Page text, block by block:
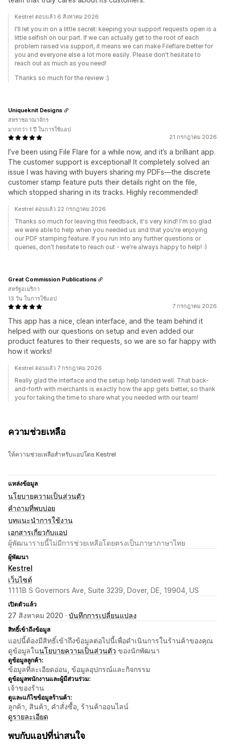
Kestrel ตอบแล้ว 6 สิงหาคม 2026
I'll let you in on a little secret: keeping your support requests open is a
little selfish on our part. If we can actually get to the root of each
problem raised via support, it means we can make Fileflare better for
you and everyone else a lot more easily. Please don't hesitate to
reach out as much as you need!
Thanks so much for the review :)
21 กรกฎาคม 2026
I’ve been using File Flare for a while now, and it’s a brilliant app.
The customer support is exceptional! It completely solved an
issue I was having with buyers sharing my PDFs—the discrete
customer stamp feature puts their details right on the file,
which stopped sharing in its tracks. Highly recommended!
Uniqueknit Designs
สหราชอาณาจักร
มากกว่า 1 ปี ในการใช้แอป
Kestrel ตอบแล้ว 22 กรกฎาคม 2026
Thanks so much for leaving this feedback, it's very kind! I'm so glad
we were able to help when you needed us and that you're enjoying
our PDF stamping feature. If you run into any further questions or
queries, don't hesitate to reach out - we're always happy to help! :)
7 กรกฎาคม 2026
This app has a nice, clean interface, and the team behind it
helped with our questions on setup and even added our
product features to their requests, so we are so far happy with
how it works!
Great Commission Publications
สหรัฐอเมริกา
13 วัน ในการใช้แอป
Kestrel ตอบแล้ว 7 กรกฎาคม 2026
Really glad the interface and the setup help landed well. That back-
and-forth with merchants is exactly how the app gets better, so thank
you for taking the time to share what you needed with our team!
ความช่วยเหลือ
ให้ความช่วยเหลือสำหรับแอปโดย Kestrel
แหล่งข้อมูล
นโยบายความเป็นส่วนตัว
คำถามที่พบบ่อย
บทแนะนำการใช้งาน
เอกสารเกี่ยวกับแอป
ผู้พัฒนารายนี้ไม่มีการช่วยเหลือโดยตรงเป็นภาษาภาษาไทย
ผู้พัฒนา
Kestrel
เว็บไซต์
1111B S Governors Ave, Suite 3239, Dover, DE, 19904, US
เปิดตัวแล้ว
27 สิงหาคม 2020 · บันทึกการเปลี่ยนแปลง
สิทธิ์เข้าถึงข้อมูล
แอปนี้ต้องมีสิทธิ์เข้าถึงข้อมูลต่อไปนี้เพื่อดำเนินการในร้านค้าของคุณ
ดูข้อมูลในนโยบายความเป็นส่วนตัว ของนักพัฒนา
ดูข้อมูลลูกค้า:
ข้อมูลที่ละเอียดอ่อน, ข้อมูลอุปกรณ์และกิจกรรม
ดูข้อมูลพนักงานและผู้มีส่วนร่วม:
เจ้าของร้าน
ดูและแก้ไขข้อมูลร้านค้า:
ลูกค้า, สินค้า, คำสั่งซื้อ, ร้านค้าออนไลน์
ดูรายละเอียด
พบกับแอปที่น่าสนใจ